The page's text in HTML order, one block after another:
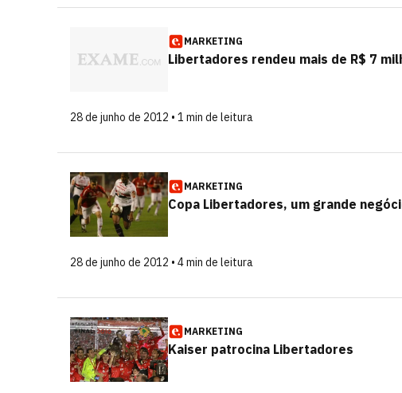
MARKETING
Libertadores rendeu mais de R$ 7
28 de junho de 2012 • 1 min de leitura
MARKETING
Copa Libertadores, um grande
28 de junho de 2012 • 4 min de leitura
MARKETING
Kaiser patrocina Libertadores